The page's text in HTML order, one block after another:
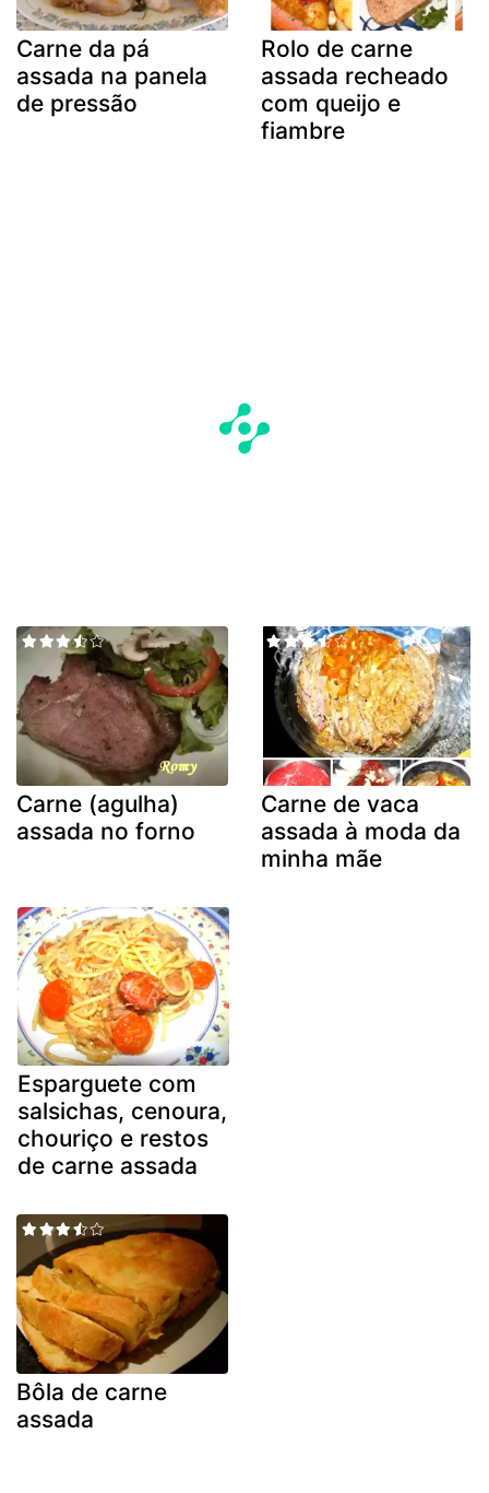
Carne da pá
assada na panela
de pressão
Rolo de carne
assada recheado
com queijo e
fiambre
Carne (agulha)
assada no forno
Carne de vaca
assada à moda da
minha mãe
Esparguete com
salsichas, cenoura,
chouriço e restos
de carne assada
Bôla de carne
assada